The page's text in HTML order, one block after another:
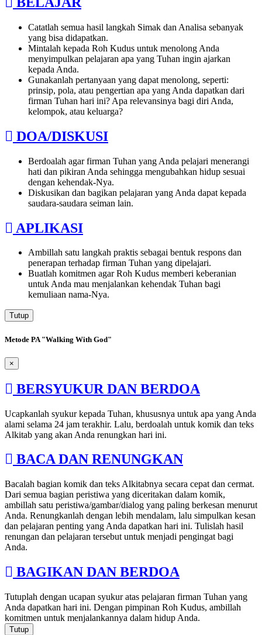
Catatlah semua hasil langkah Simak dan Analisa sebanyak
yang bisa didapatkan.
Mintalah kepada Roh Kudus untuk menolong Anda
menyimpulkan pelajaran apa yang Tuhan ingin ajarkan
kepada Anda.
Gunakanlah pertanyaan yang dapat menolong, seperti:
prinsip, pola, atau pengertian apa yang Anda dapatkan dari
firman Tuhan hari ini? Apa relevansinya bagi diri Anda,
kelompok, atau keluarga?
DOA/DISKUSI
Berdoalah agar firman Tuhan yang Anda pelajari menerangi
hati dan pikiran Anda sehingga mengubahkan hidup sesuai
dengan kehendak-Nya.
Diskusikan dan bagikan pelajaran yang Anda dapat kepada
saudara-saudara seiman lain.
APLIKASI
Ambillah satu langkah praktis sebagai bentuk respons dan
penerapan terhadap firman Tuhan yang dipelajari.
Buatlah komitmen agar Roh Kudus memberi keberanian
untuk Anda mau menjalankan kehendak Tuhan bagi
kemuliaan nama-Nya.
Tutup
Metode PA "Walking With God"
×
BERSYUKUR DAN BERDOA
Ucapkanlah syukur kepada Tuhan, khususnya untuk apa yang Anda
alami selama 24 jam terakhir. Lalu, berdoalah untuk komik dan teks
Alkitab yang akan Anda renungkan hari ini.
BACA DAN RENUNGKAN
Bacalah bagian komik dan teks Alkitabnya secara cepat dan cermat.
Dari semua bagian peristiwa yang diceritakan dalam komik,
ambillah satu peristiwa/gambar/dialog yang paling berkesan menurut
Anda. Renungkanlah dengan lebih mendalam, lalu simpulkan kesan
dan pelajaran penting yang Anda dapatkan hari ini. Tulislah hasil
renungan dan pelajaran tersebut untuk menjadi pengingat bagi
Anda.
BAGIKAN DAN BERDOA
Tutuplah dengan ucapan syukur atas pelajaran firman Tuhan yang
Anda dapatkan hari ini. Dengan pimpinan Roh Kudus, ambillah
komitmen untuk menjalankannya dalam hidup Anda.
Tutup